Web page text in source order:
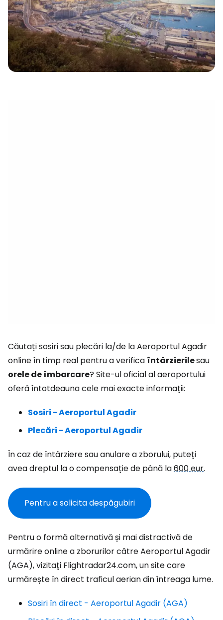
Căutați sosiri sau plecări la/de la Aeroportul Agadir
online în timp real pentru a verifica întârzierilesau
orele de îmbarcare? Site-ul oficial al aeroportului
oferă întotdeauna cele mai exacte informații:
Sosiri - Aeroportul Agadir
Plecări - Aeroportul Agadir
În caz de întârziere sau anulare a zborului, puteți
avea dreptul la o compensație de până la600 eur.
Pentru a solicita despăgubiri
Pentru o formă alternativă și mai distractivă de
urmărire online a zborurilor către Aeroportul Agadir
(AGA), vizitați Flightradar24.com, un site care
urmărește în direct traficul aerian din întreaga lume.
Sosiri în direct - Aeroportul Agadir (AGA)